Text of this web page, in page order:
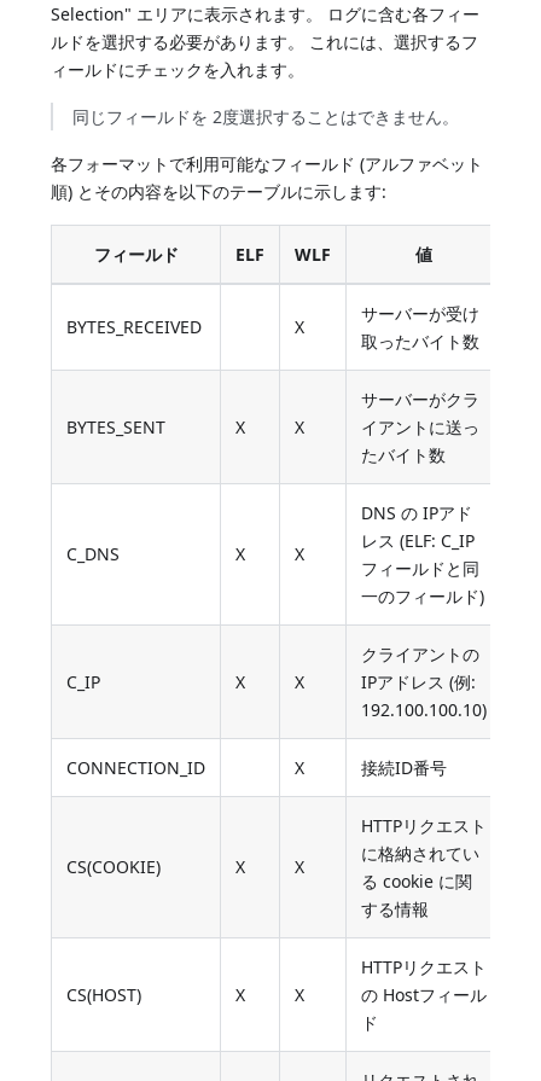
Selection" エリアに表示されます。 ログに含む各フィー
ルドを選択する必要があります。 これには、選択するフ
ィールドにチェックを入れます。
同じフィールドを 2度選択することはできません。
各フォーマットで利用可能なフィールド (アルファベット
順) とその内容を以下のテーブルに示します:
フィールド ELF WLF 値
BYTES_RECEIVED X
サーバーが受け
取ったバイト数
BYTES_SENT X X
サーバーがクラ
イアントに送っ
たバイト数
C_DNS X X
DNS の IPアド
レス (ELF: C_IP
フィールドと同
一のフィールド)
C_IP X X
クライアントの
IPアドレス (例:
192.100.100.10)
CONNECTION_ID X 接続ID番号
CS(COOKIE) X X
HTTPリクエスト
に格納されてい
る cookie に関
する情報
CS(HOST) X X
HTTPリクエスト
の Hostフィール
ド